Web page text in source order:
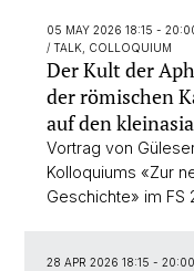
05 MAY 2026 18:15 -
/ TALK, COLLOQUIUM
Der Kult der
der römischen
auf den
Vortrag von
Kolloquiums «Zur
Geschichte» im FS
28 APR 2026 18:15 - 20:00